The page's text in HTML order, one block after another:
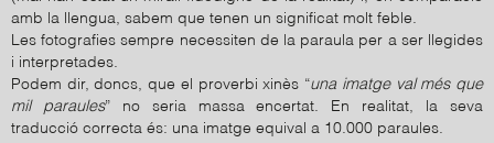
amb la llengua, sabem que tenen un significat molt feble.
Les fotografies sempre necessiten de la paraula per a ser llegides
i interpretades.
Podem dir, doncs, que el proverbi xinès “ una imatge val més que
mil paraules” no seria massa encertat. En realitat, la seva
traducció correcta és: una imatge equival a 10.000 paraules.